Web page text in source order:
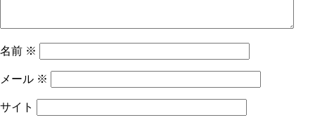
名前 ※
メール ※
サイト